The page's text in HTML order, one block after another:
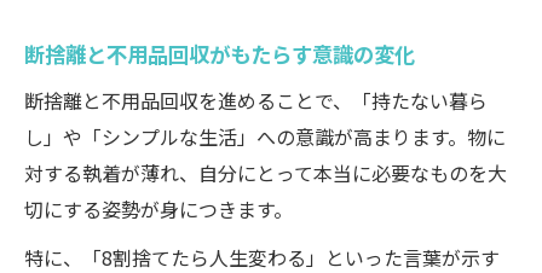
断捨離と不用品回収がもたらす意識の変化
断捨離と不用品回収を進めることで、「持たない暮ら
し」や「シンプルな生活」への意識が高まります。物に
対する執着が薄れ、自分にとって本当に必要なものを大
切にする姿勢が身につきます。
特に、「8割捨てたら人生変わる」といった言葉が示す